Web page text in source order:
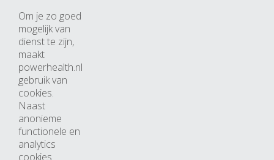
4817 ZH breda
Nederland
Horaires d’ouvertures
Du lundi au jeudi: 09:00 – 17:00
Vendredi: 09:00 – 15:00
Om je zo goed
mogelijk van
dienst te zijn,
maakt
powerhealth.nl
gebruik van
cookies.
Naast
anonieme
functionele en
analytics
cookies